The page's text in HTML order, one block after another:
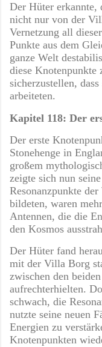
Der Hüter erkannte,
nicht nur von der
Vernetzung all
Punkte aus dem
ganze Welt
diese Knotenpunkte
sicherzustellen,
arbeiteten.
Kapitel 118: Der
Der erste
Stonehenge in
großem
zeigte sich nun
Resonanzpunkte
bildeten, waren
Antennen, die die
den Kosmos
Der Hüter fand
mit der Villa Borg
zwischen den
aufrechterhielten.
schwach, die
nutzte seine neuen
Energien zu
Knotenpunkten